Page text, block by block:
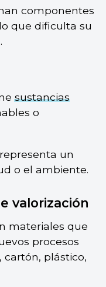
componentes
que dificulta su
sustancias
o
un
o el ambiente.
valorización
materiales que
procesos
cartón, plástico,